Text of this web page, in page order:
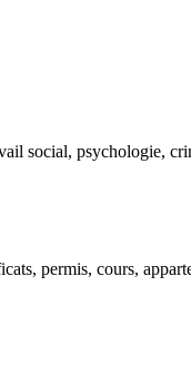
social, psychologie,
permis, cours,